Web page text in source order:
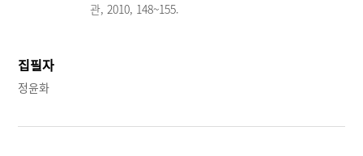
관, 2010, 148~155.
집필자
정윤화